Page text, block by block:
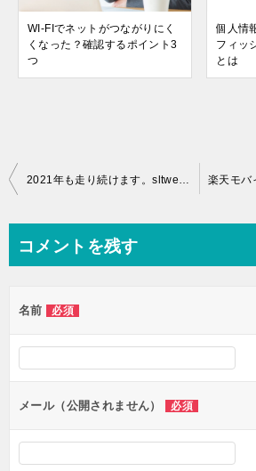
WI-FIでネットがつながりにく
くなった？確認するポイント3
つ
個人情
フィッ
とは
投
ビ
ー
シ
ン
2021年も走り続けます。sltweb.orgをよろしくお願いします
コメントを残す
名前 必須
メール（公開されません） 必須